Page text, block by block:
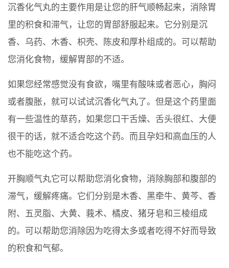
沉香化气丸的主要作用是让您的肝气顺畅起来，消除胃
里的积食和滞气，让您的胃部舒服起来。它分别是沉
香、乌药、木香、枳壳、陈皮和厚朴组成的。可以帮助
您消化食物，缓解胃部的不适。
如果您经常感觉没有食欲，嘴里有酸味或者恶心，胸闷
或者腹胀，就可以试试沉香化气丸了。但是这个药里面
有一些温性的草药，如果您口干舌燥、舌头很红、大便
很干的话，就不适合吃这个药。而且孕妇和高血压的人
也不能吃这个药。
开胸顺气丸它可以帮助您消化食物，消除胸部和腹部的
滞气，缓解疼痛。它们分别是木香、黑牵牛、黄芩、香
附、五灵脂、大黄、莪术、橘皮、猪牙皂和三棱组成
的。可以帮助您消除因为吃得太多或者吃得不好而导致
的积食和气郁。